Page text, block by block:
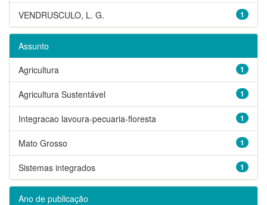
1
VENDRUSCULO, L. G.
Assunto
1
Agricultura
1
Agricultura Sustentável
1
Integracao lavoura-pecuaria-floresta
1
Mato Grosso
1
Sistemas integrados
Ano de publicação